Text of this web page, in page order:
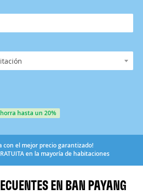
ahorra hasta un 20%
con el mejor precio garantizado!
en la mayoría de habitaciones
EN BAN PAYANG